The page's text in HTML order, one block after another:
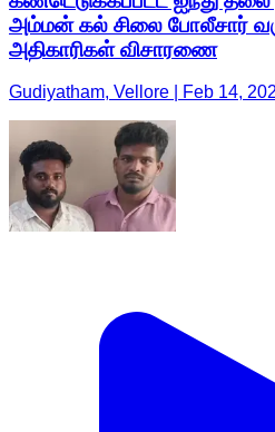
அம்மன் கல் சிலை போலீசார்
அதிகாரிகள் விசாரணை
Gudiyatham, Vellore | Feb 14,